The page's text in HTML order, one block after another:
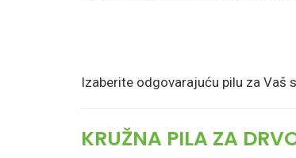
Izaberite odgovarajuću pilu za Vaš
KRUŽNA PILA ZA